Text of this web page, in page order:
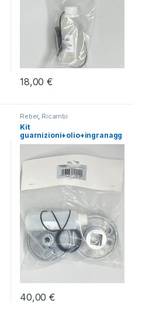
18,00€
Reber, Ricambi
Kit
guarnizioni+olio+ingranagg
i 0,40-0,80-1,5 HP Reber
40,00€